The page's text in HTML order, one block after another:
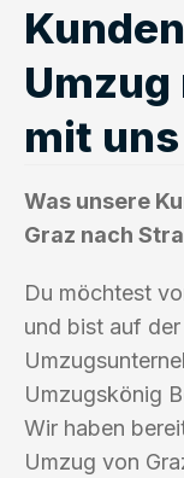
mit uns
Was unsere
Graz nach
Du möchtest
und bist auf
Umzugskönig
Wir haben
Umzug von